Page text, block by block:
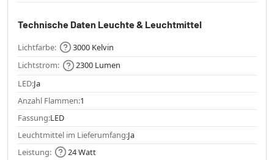
Technische Daten Leuchte & Leuchtmittel
Lichtfarbe:
3000 Kelvin
Lichtstrom:
2300 Lumen
LED:Ja
Anzahl Flammen:1
Fassung:LED
Leuchtmittel im Lieferumfang:Ja
Leistung:
24 Watt